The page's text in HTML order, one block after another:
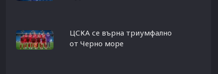
ЦСКА се върна триумфално
от Черно море